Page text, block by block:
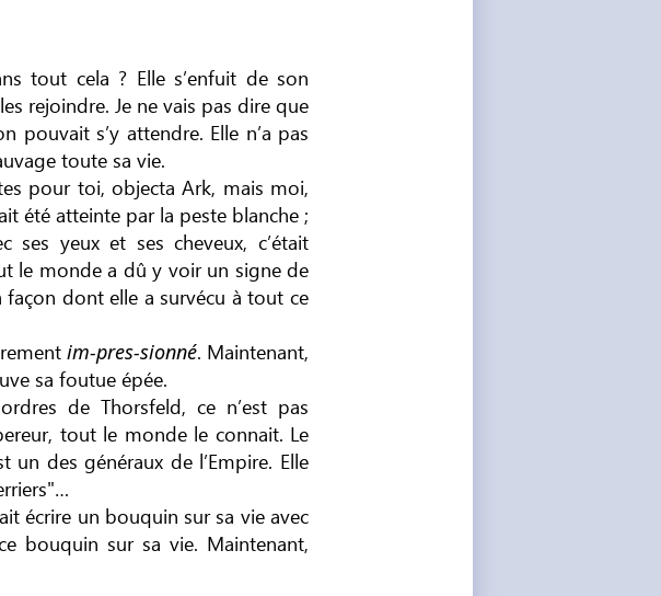
tout cela ? Elle s’enfuit de son
rejoindre. Je ne vais pas dire que
pouvait s’y attendre. Elle n’a pas
toute sa vie.
pour toi, objecta Ark, mais moi,
été atteinte par la peste blanche ;
ses yeux et ses cheveux, c’était
le monde a dû y voir un signe de
dont elle a survécu à tout ce
im-pres-sionné. Maintenant,
sa foutue épée.
de Thorsfeld, ce n’est pas
tout le monde le connait. Le
un des généraux de l’Empire. Elle
écrire un bouquin sur sa vie avec
bouquin sur sa vie. Maintenant,